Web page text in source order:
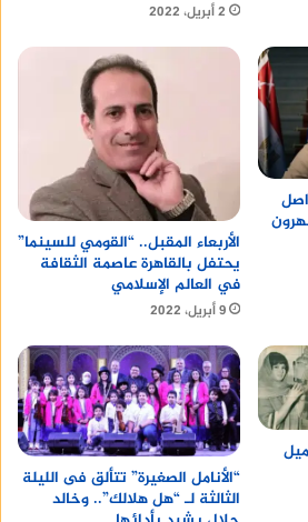
2 أبريل، 2022
الأربعاء المقبل.. “القومي للسينما”
يحتفل بالقاهرة عاصمة الثقافة
في العالم الإسلامي
9 أبريل، 2022
“الأنامل الصغيرة” تتألق فى الليلة
الثالثة لـ “هل هلالك”.. وخالد